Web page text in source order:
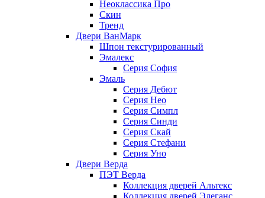
Неоклассика Про
Скин
Тренд
Двери ВанМарк
Шпон текстурированный
Эмалекс
Серия София
Эмаль
Серия Дебют
Серия Нео
Серия Симпл
Серия Синди
Серия Скай
Серия Стефани
Серия Уно
Двери Верда
ПЭТ Верда
Коллекция дверей Альтекс
Коллекция дверей Элеганс